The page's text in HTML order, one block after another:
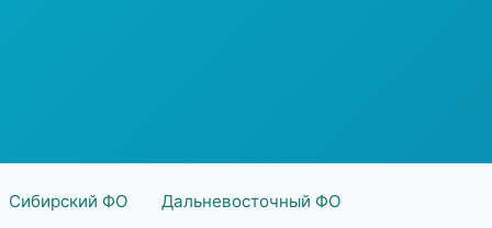
Сибирский ФО Дальневосточный ФО